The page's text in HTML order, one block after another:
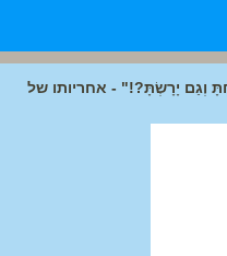
וְגַם יָרָשְׂתָּ?!" - אחריותו של